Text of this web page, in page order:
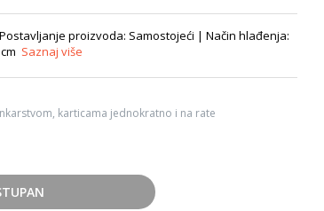
proizvoda: Samostojeći | Način hlađenja:
Saznaj više
karticama jednokratno i na rate